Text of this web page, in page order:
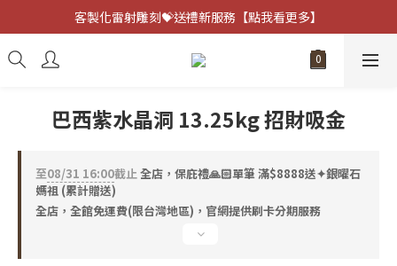
客製化雷射雕刻💝送禮新服務【點我看更多】
客製化雷射雕刻💝送禮新服務【點我看更多】
避邪防小人⚡指定黑曜石 任選兩件75折
巴西紫水晶洞 13.25kg 招財吸金
至08/31 16:00截止全店，保庇禮🙏🏻單筆 滿$8888送✦銀曜石
媽祖 (累計贈送)
全店，全館免運費(限台灣地區)，官網提供刷卡分期服務